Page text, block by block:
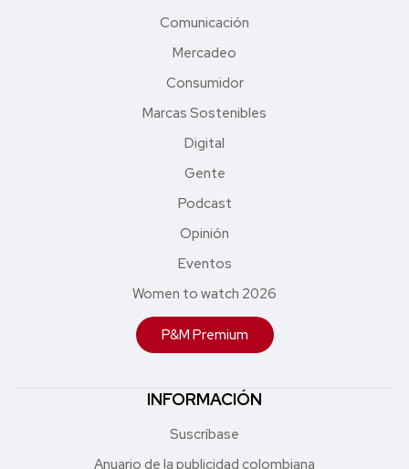
Comunicación
Mercadeo
Consumidor
Marcas Sostenibles
Digital
Gente
Podcast
Opinión
Eventos
Women to watch 2026
P&M Premium
INFORMACIÓN
Suscríbase
Anuario de la publicidad colombiana